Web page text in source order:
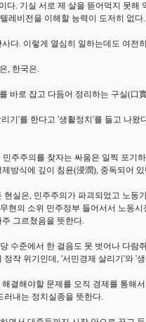
다. 기실 서로 제 살을 뜯어먹지 못
레비전을 이해할 능력이 도저히 없
다. 이렇게 열심히 일하는데도 여전
, 한국은.
바로 잡고 다듬어 정리하는 구실(口
기'를 한다고 '생활정치'를 들고 나
주주의를 찾자는 싸움은 일찍 포기
방식에 깊이 침윤(浸潤), 중독되어
실은, 민주주의가 파괴되었고 노
현의 소위 민주정부 들어서서 노동
그르쳤음을 뜻한다.
수준에서 한 걸음도 못 벗어나 다
작 위기인데, '서민경제 살리기'와
결해야할 문제를 오직 경제를 통해
러내는 정치실종을 뜻한다.